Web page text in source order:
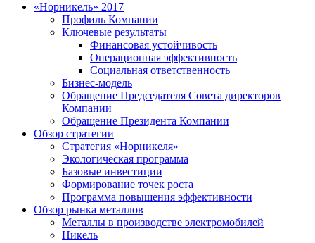
«Норникель» 2017
Профиль Компании
Ключевые результаты
Финансовая устойчивость
Операционная эффективность
Социальная ответственность
Бизнес-модель
Обращение Председателя Совета директоров
Компании
Обращение Президента Компании
Обзор стратегии
Стратегия «Норникеля»
Экологическая программа
Базовые инвестиции
Формирование точек роста
Программа повышения эффективности
Обзор рынка металлов
Металлы в производстве электромобилей
Никель